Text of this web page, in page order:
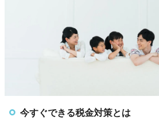
今すぐできる税金対策とは